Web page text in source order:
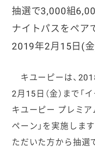
抽選で3,000組
ナイトパスをペア
2019年2月15日(
キユーピーは、
2月15日（金）まで「
キユーピー プレミ
ペーン」を実施しま
ただいた方から抽選